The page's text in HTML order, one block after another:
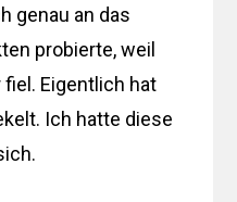
genau an das
probierte, weil
Eigentlich hat
Ich hatte diese